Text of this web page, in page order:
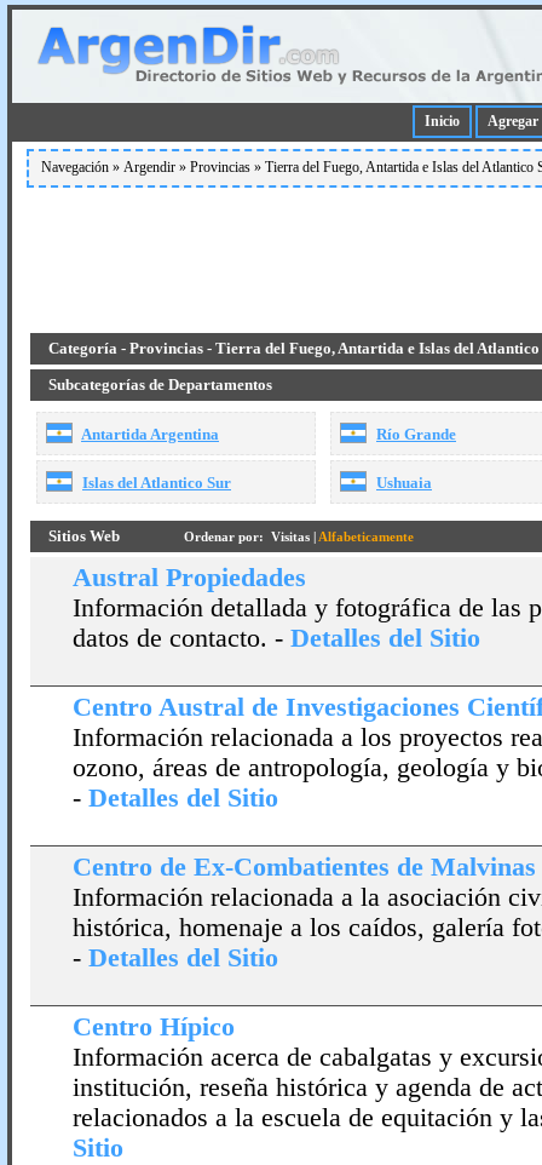
Inicio Agregar
Navegación » Argendir » Provincias » Tierra del Fuego, Antartida e Islas del Atlantico
Categoría - Provincias - Tierra del Fuego, Antartida e Islas del Atlantico
Subcategorías de Departamentos
Antartida Argentina
Islas del Atlantico Sur
Rí­o Grande
Ushuaia
Sitios Web Ordenar por: Visitas | Alfabeticamente
Austral Propiedades
Información detallada y fotográfica de las
datos de contacto. - Detalles del Sitio
Centro Austral de Investigaciones
Información relacionada a los proyectos
ozono, áreas de antropologí­a, geologí­a y
- Detalles del Sitio
Centro de Ex-Combatientes de Malvinas
Información relacionada a la asociación
histórica, homenaje a los caí­dos, galerí­a
- Detalles del Sitio
Centro Hí­pico
Información acerca de cabalgatas y
institución, reseña histórica y agenda de
relacionados a la escuela de equitación y
Sitio